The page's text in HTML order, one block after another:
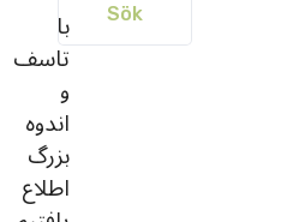
با
تاسف
و
اندوه
بزرگ
اطلاع